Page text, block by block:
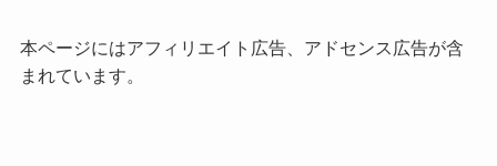
本ページにはアフィリエイト広告、アドセンス広告が含
まれています。